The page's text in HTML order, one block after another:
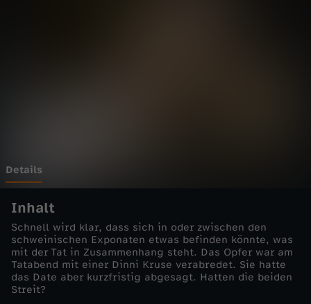
t
-
P
e
Details
Inhalt
Schnell wird klar, dass sich in oder zwischen den
schweinischen Exponaten etwas befinden könnte, was
mit der Tat in Zusammenhang steht. Das Opfer war am
Tatabend mit einer Dinni Kruse verabredet. Sie hatte
das Date aber kurzfristig abgesagt. Hatten die beiden
Streit?